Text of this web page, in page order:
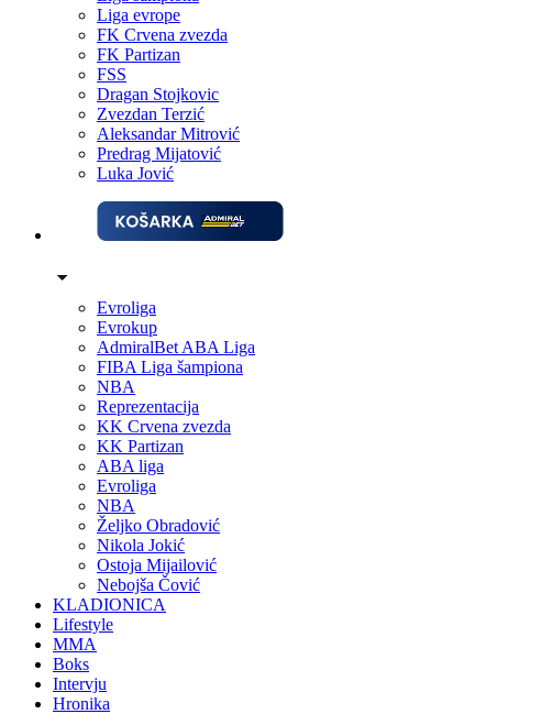
Liga evrope
FK Crvena zvezda
FK Partizan
FSS
Dragan Stojkovic
Zvezdan Terzić
Aleksandar Mitrović
Predrag Mijatović
Luka Jović
Evroliga
Evrokup
AdmiralBet ABA Liga
FIBA Liga šampiona
NBA
Reprezentacija
KK Crvena zvezda
KK Partizan
ABA liga
Evroliga
NBA
Željko Obradović
Nikola Jokić
Ostoja Mijailović
Nebojša Čović
KLADIONICA
Lifestyle
MMA
Boks
Intervju
Hronika